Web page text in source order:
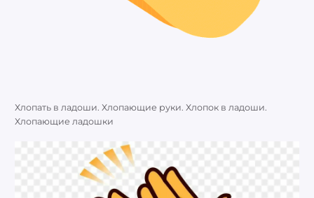
Хлопать в ладоши. Хлопающие руки. Хлопок в ладоши.
Хлопающие ладошки